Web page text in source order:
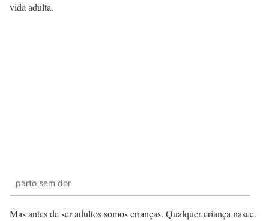
vida adulta.
parto sem dor
Mas antes de ser adultos somos crianças. Qualquer criança nasce.